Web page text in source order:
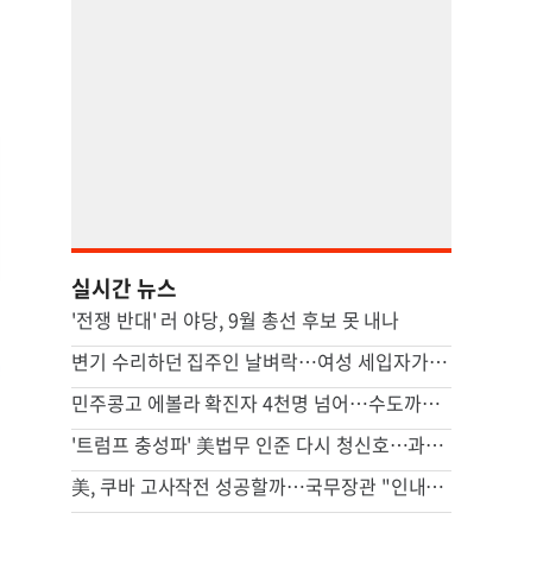
실시간 뉴스
'전쟁 반대' 러 야당, 9월 총선 후보 못 내나
변기 수리하던 집주인 날벼락…여성 세입자가 흉기로 찔렀다
민주콩고 에볼라 확진자 4천명 넘어…수도까지 번질라 비상
'트럼프 충성파' 美법무 인준 다시 청신호…과반 찬성표 확보(종합)
美, 쿠바 고사작전 성공할까…국무장관 "인내와 끈기로 옥죌 것"